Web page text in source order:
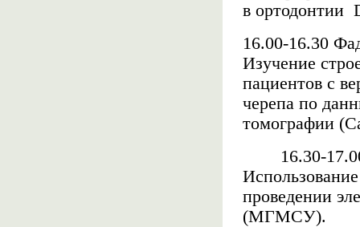
в ортодонтии
16.00-16.30
Изучение
пациентов с
черепа по
томографии
16.30-
проведении
(МГМСУ).